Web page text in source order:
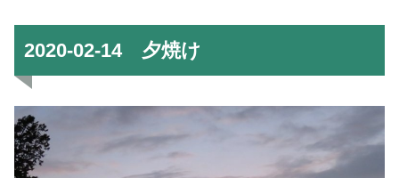
2020-02-14 夕焼け